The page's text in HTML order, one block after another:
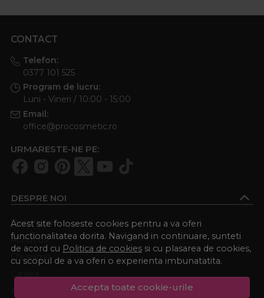
Acest site foloseste cookies pentru a va oferi
functionalitatea dorita. Navigand in continuare, sunteti
de acord cu Politica de cookies si cu plasarea de cookies,
cu scopul de a va oferi o experienta imbunatatita.
Accepta toate cookie-urile
CONTACT
Telefon:
0377 101 525
Program de lucru:
Luni - Vineri / 10:00 - 15:00
Email:
office@procosmetic.ro
URMARESTE-NE PE:
DESPRE NOI
Despre noi
About us
Chi siamo
Academia Procosmetic